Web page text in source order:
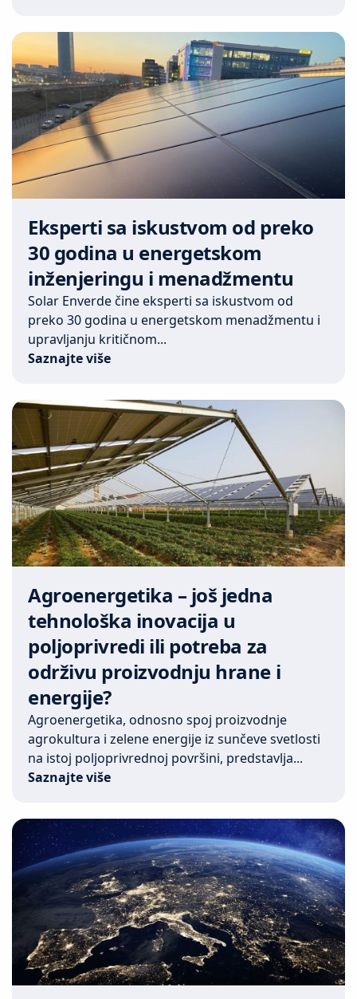
Eksperti sa iskustvom od preko
30 godina u energetskom
inženjeringu i menadžmentu
Solar Enverde čine eksperti sa iskustvom od
preko 30 godina u energetskom menadžmentu i
upravljanju kritičnom...
Saznajte više
Agroenergetika – još jedna
tehnološka inovacija u
poljoprivredi ili potreba za
održivu proizvodnju hrane i
energije?
Agroenergetika, odnosno spoj proizvodnje
agrokultura i zelene energije iz sunčeve svetlosti
na istoj poljoprivrednoj površini, predstavlja...
Saznajte više